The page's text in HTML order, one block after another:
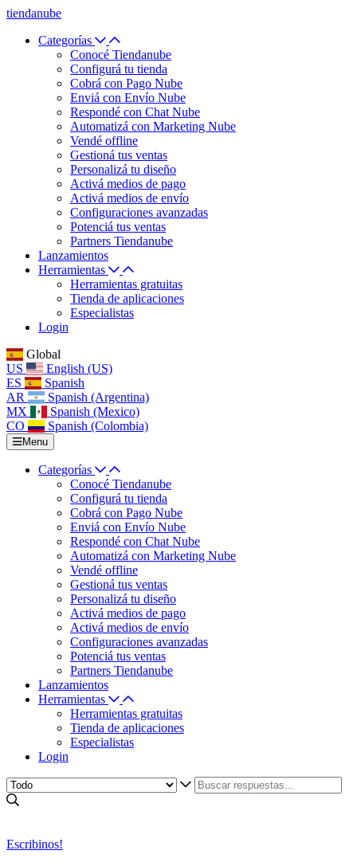
tiendanube
Categorías
Conocé Tiendanube
Configurá tu tienda
Cobrá con Pago Nube
Enviá con Envío Nube
Respondé con Chat Nube
Automatizá con Marketing Nube
Vendé offline
Gestioná tus ventas
Personalizá tu diseño
Activá medios de pago
Activá medios de envío
Configuraciones avanzadas
Potenciá tus ventas
Partners Tiendanube
Lanzamientos
Herramientas
Herramientas gratuitas
Tienda de aplicaciones
Especialistas
Login
Global
US
English (US)
ES
Spanish
AR
Spanish (Argentina)
MX
Spanish (Mexico)
CO
Spanish (Colombia)
Menu
Categorías
Conocé Tiendanube
Configurá tu tienda
Cobrá con Pago Nube
Enviá con Envío Nube
Respondé con Chat Nube
Automatizá con Marketing Nube
Vendé offline
Gestioná tus ventas
Personalizá tu diseño
Activá medios de pago
Activá medios de envío
Configuraciones avanzadas
Potenciá tus ventas
Partners Tiendanube
Lanzamientos
Herramientas
Herramientas gratuitas
Tienda de aplicaciones
Especialistas
Login
Escribinos!